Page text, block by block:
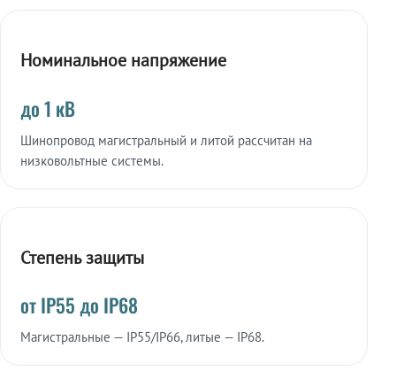
Номинальное напряжение
до 1 кВ
Шинопровод магистральный и литой рассчитан на
низковольтные системы.
Степень защиты
от IP55 до IP68
Магистральные — IP55/IP66, литые — IP68.